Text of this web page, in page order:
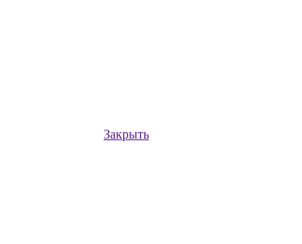
Закрыть